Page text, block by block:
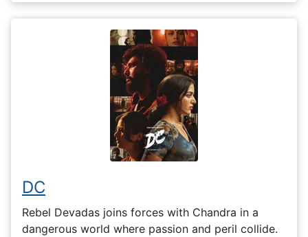
DC
Rebel Devadas joins forces with Chandra in a
dangerous world where passion and peril collide.